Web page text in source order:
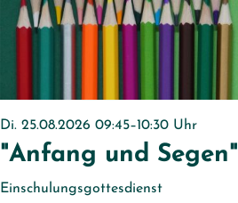
Di. 25.08.2026 09:45–10:30 Uhr
"Anfang und Segen"
Einschulungsgottesdienst